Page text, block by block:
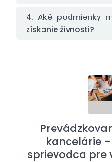
4. Aké podmienky
získanie živnosti?
kancelárie
sprievodca pre